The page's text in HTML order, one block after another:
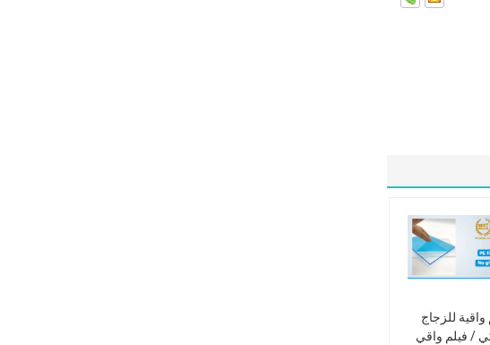
واقية للزجاج
/ فيلم واقي